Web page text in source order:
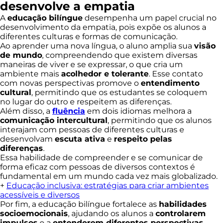
desenvolve a empatia
Aeducação bilíngue desempenha um papel crucial no
desenvolvimento da empatia, pois expõe os alunos a
diferentes culturas e formas de comunicação.
Ao aprender uma nova língua, o aluno amplia sua visão
de mundo, compreendendo que existem diversas
maneiras de viver e se expressar, o que cria um
ambiente mais acolhedor e tolerante. Esse contato
com novas perspectivas promove o entendimento
cultural, permitindo que os estudantes se coloquem
no lugar do outro e respeitem as diferenças.
Além disso, a fluência em dois idiomas melhora a
comunicação intercultural, permitindo que os alunos
interajam com pessoas de diferentes culturas e
desenvolvam escuta ativa e respeito pelas
diferenças.
Essa habilidade de compreender e se comunicar de
forma eficaz com pessoas de diversos contextos é
fundamental em um mundo cada vez mais globalizado.
+ Educação inclusiva: estratégias para criar ambientes
acessíveis e diversos
Por fim, a educação bilíngue fortalece as habilidades
socioemocionais, ajudando os alunos a controlarem